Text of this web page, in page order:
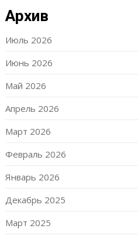
Архив
Июль 2026
Июнь 2026
Май 2026
Апрель 2026
Март 2026
Февраль 2026
Январь 2026
Декабрь 2025
Март 2025